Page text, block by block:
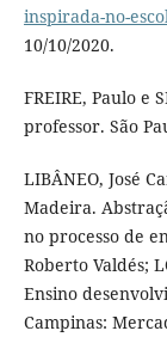
inspirada-no-
10/10/2020.
FREIRE, Paulo e
professor. São
LIBÂNEO, José
Madeira.
no processo de
Roberto Valdés;
Ensino
Campinas: